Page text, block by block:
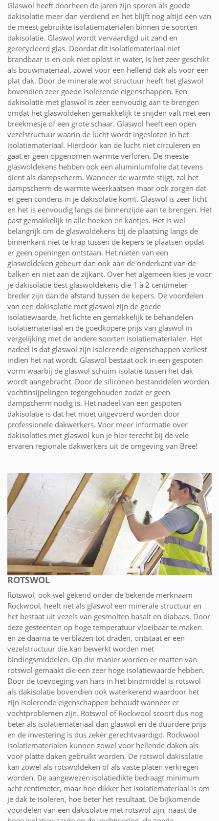
Glaswol heeft doorheen de jaren zijn sporen als goede
dakisolatie meer dan verdiend en het blijft nog altijd één van
de meest gebruikte isolatiematerialen binnen de soorten
dakisolatie. Glaswol wordt vervaardigd uit zand en
gerecycleerd glas. Doordat dit isolatiemateriaal niet
brandbaar is en ook niet oplost in water, is het zeer geschikt
als bouwmateriaal, zowel voor een hellend dak als voor een
plat dak. Door de minerale wol structuur heeft het glaswol
bovendien zeer goede isolerende eigenschappen. Een
dakisolatie met glaswol is zeer eenvoudig aan te brengen
omdat het glaswoldeken gemakkelijk te snijden valt met een
breekmesje of een grote schaar. Glaswol heeft een open
vezelstructuur waarin de lucht wordt ingesloten in het
isolatiemateriaal. Hierdoor kan de lucht niet circuleren en
gaat er geen opgenomen warmte verloren. De meeste
glaswoldekens hebben ook een aluminiumfolie dat tevens
dient als dampscherm. Wanneer de warmte stijgt, zal het
dampscherm de warmte weerkaatsen maar ook zorgen dat
er geen condens in je dakisolatie komt. Glaswol is zeer licht
en het is eenvoudig langs de binnenzijde aan te brengen. Het
past gemakkelijk in alle hoeken en kantjes. Het is wel
belangrijk om de glaswoldekens bij de plaatsing langs de
binnenkant niet te krap tussen de kepers te plaatsen opdat
er geen openingen ontstaan. Het nieten van een
glaswoldeken gebeurt dan ook aan de onderkant van de
balken en niet aan de zijkant. Over het algemeen kies je voor
je dakisolatie best glaswoldekens die 1 à 2 centimeter
breder zijn dan de afstand tussen de kepers. De voordelen
van een dakisolatie met glaswol zijn de goede
isolatiewaarde, het lichte en gemakkelijk te behandelen
isolatiemateriaal en de goedkopere prijs van glaswol in
vergelijking met de andere soorten isolatiematerialen. Het
nadeel is dat glaswol zijn isolerende eigenschappen verliest
indien het nat wordt. Glaswol bestaat ook in een gespoten
vorm waarbij de glaswol schuim isolatie tussen het dak
wordt aangebracht. Door de siliconen bestanddelen worden
vochtinsijpelingen tegengehouden zodat er geen
dampscherm nodig is. Het nadeel van een gespoten
dakisolatie is dat het moet uitgevoerd worden door
professionele dakwerkers. Voor meer informatie over
dakisolaties met glaswol kun je hier terecht bij de vele
ervaren regionale dakwerkers uit de omgeving van Bree!
ROTSWOL
Rotswol, ook wel gekend onder de bekende merknaam
Rockwool, heeft net als glaswol een minerale structuur en
het bestaat uit vezels van gesmolten basalt en diabaas. Door
deze gesteenten op hoge temperatuur vloeibaar te maken
en ze daarna te verblazen tot draden, ontstaat er een
vezelstructuur die kan bewerkt worden met
bindingsmiddelen. Op die manier worden er matten van
rotswol gemaakt die een zeer hoge isolatiewaarde hebben.
Door de toevoeging van hars in het bindmiddel is rotswol
als dakisolatie bovendien ook waterkerend waardoor het
zijn isolerende eigenschappen behoudt wanneer er
vochtproblemen zijn. Rotswol of Rockwool scoort dus nog
beter als isolatiemateriaal dan glaswol en de duurdere prijs
en de investering is dus zeker gerechtvaardigd. Rockwool
isolatiematerialen kunnen zowel voor hellende daken als
voor platte daken gebruikt worden. De rotswol dakisolatie
kan zowel als rotswoldeken of als vaste platen verkregen
worden. De aangewezen isolatiedikte bedraagt minimum
acht centimeter, maar hoe dikker het isolatiemateriaal is om
je dak te isoleren, hoe beter het resultaat. De bijkomende
voordelen van een dakisolatie met rotswol zijn, naast de